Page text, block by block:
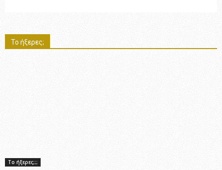
Το ήξερες;
Το ήξερες;;;